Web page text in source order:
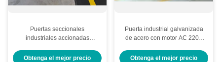
Puertas seccionales
industriales accionadas
un panel de mantenimiento
Obtenga el mejor precio
Puerta industrial galvanizada
de acero con motor AC 220V
grandes instalaciones
Obtenga el mejor precio